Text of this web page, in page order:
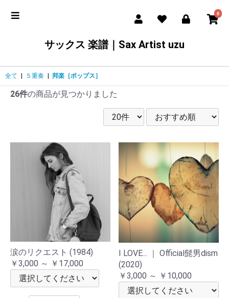
0
サックス 楽譜｜Sax Artist uzu
全て ５重奏 邦楽［ポップス］
26件の商品が見つかりました
涙のリクエスト (1984)
￥3,000 ～ ￥17,000
I LOVE... ｜ Official髭男dism
(2020)
￥3,000 ～ ￥10,000